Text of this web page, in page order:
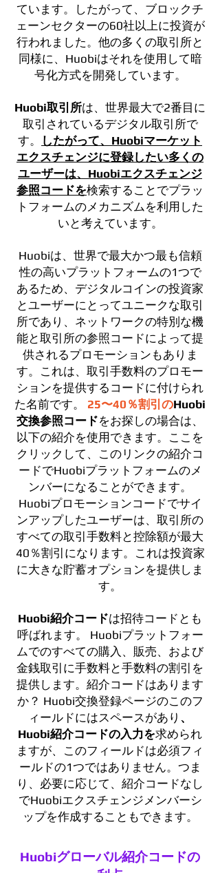
ています。したがって、ブロックチ
ェーンセクターの60社以上に投資が
行われました。他の多くの取引所と
同様に、Huobiはそれを使用して暗
号化方式を開発しています。
Huobi取引所は、世界最大で2番目に
取引されているデジタル取引所で
す。
したがって、Huobiマーケット
エクスチェンジに登録したい多くの
ユーザーは、Huobiエクスチェンジ
参照コードを検索することでプラッ
トフォームのメカニズムを利用した
いと考えています。
Huobiは、世界で最大かつ最も信頼
性の高いプラットフォームの1つで
あるため、デジタルコインの投資家
とユーザーにとってユニークな取引
所であり、ネットワークの特別な機
能と取引所の参照コードによって提
供されるプロモーションもありま
す。これは、取引手数料のプロモー
ションを提供するコードに付けられ
た名前です。 25〜40％割引のHuobi
交換参照コードをお探しの場合は、
以下の紹介を使用できます。ここを
クリックして、このリンクの紹介コ
ードでHuobiプラットフォームのメ
ンバーになることができます。
Huobiプロモーションコードでサイ
ンアップしたユーザーは、取引所の
すべての取引手数料と控除額が最大
40％割引になります。これは投資家
に大きな貯蓄オプションを提供しま
す。
Huobi紹介コードは招待コードとも
呼ばれます。 Huobiプラットフォー
ムでのすべての購入、販売、および
金銭取引に手数料と手数料の割引を
提供します。紹介コードはあります
か？ Huobi交換登録ページのこのフ
ィールドにはスペースがあり 、
Huobi紹介コードの入力を求められ
ますが、このフィールドは必須フィ
ールドの1つではありません。つま
り、必要に応じて、紹介コードなし
でHuobiエクスチェンジメンバーシ
ップを作成することもできます。
Huobiグローバル紹介コードの